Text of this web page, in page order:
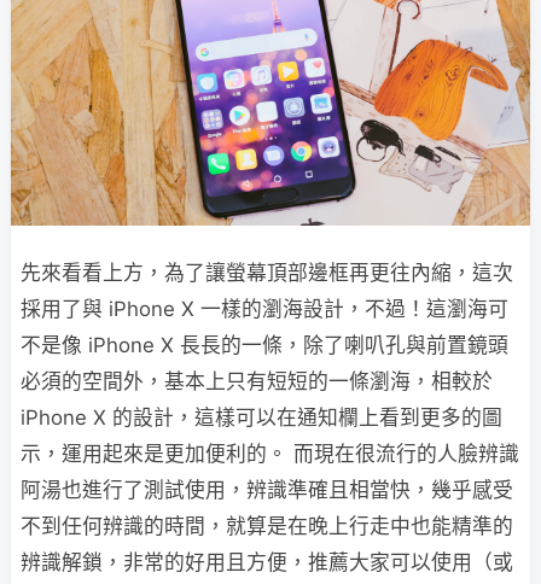
先來看看上方，為了讓螢幕頂部邊框再更往內縮，這次
採用了與 iPhone X 一樣的瀏海設計，不過！這瀏海可
不是像 iPhone X 長長的一條，除了喇叭孔與前置鏡頭
必須的空間外，基本上只有短短的一條瀏海，相較於
iPhone X 的設計，這樣可以在通知欄上看到更多的圖
示，運用起來是更加便利的。 而現在很流行的人臉辨識
阿湯也進行了測試使用，辨識準確且相當快，幾乎感受
不到任何辨識的時間，就算是在晚上行走中也能精準的
辨識解鎖，非常的好用且方便，推薦大家可以使用（或